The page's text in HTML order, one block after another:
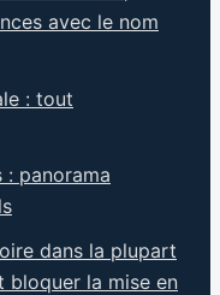
avec le nom
: tout
: panorama
dans la plupart
bloquer la mise en